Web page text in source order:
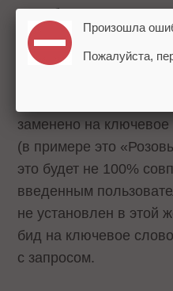
кода будут
из вашей группы
близкие к поисковому
заменено на
(в примере это
это будет не 100%
введенным
не установлен в этой
бид на ключевое
с запросом.
Произошла
Пожалуйста,